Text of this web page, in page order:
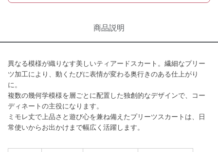
商品説明
異なる模様が織りなす美しいティアードスカート。繊細なプリー
ツ加工により、動くたびに表情が変わる奥行きのある仕上がり
に。
複数の幾何学模様を層ごとに配置した独創的なデザインで、コー
ディネートの主役になります。
ミモレ丈で上品さと遊び心を兼ね備えたプリーツスカートは、日
常使いからお出かけまで幅広く活躍します。